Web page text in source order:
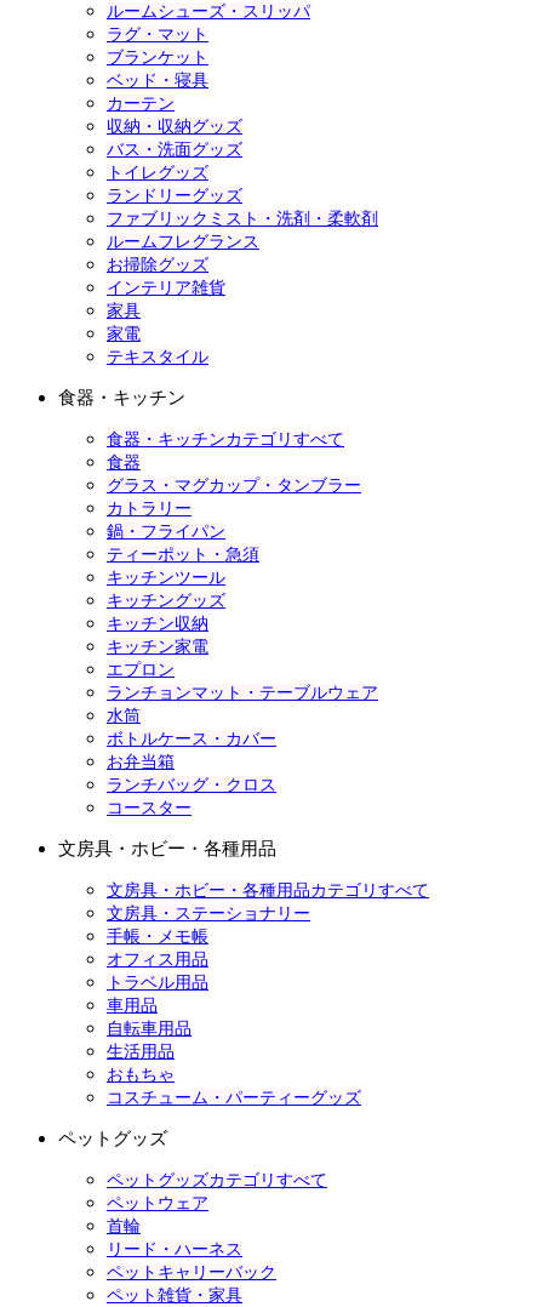
ルームシューズ・スリッパ
ラグ・マット
ブランケット
ベッド・寝具
カーテン
収納・収納グッズ
バス・洗面グッズ
トイレグッズ
ランドリーグッズ
ファブリックミスト・洗剤・柔軟剤
ルームフレグランス
お掃除グッズ
インテリア雑貨
家具
家電
テキスタイル
食器・キッチン
食器・キッチンカテゴリすべて
食器
グラス・マグカップ・タンブラー
カトラリー
鍋・フライパン
ティーポット・急須
キッチンツール
キッチングッズ
キッチン収納
キッチン家電
エプロン
ランチョンマット・テーブルウェア
水筒
ボトルケース・カバー
お弁当箱
ランチバッグ・クロス
コースター
文房具・ホビー・各種用品
文房具・ホビー・各種用品カテゴリすべて
文房具・ステーショナリー
手帳・メモ帳
オフィス用品
トラベル用品
車用品
自転車用品
生活用品
おもちゃ
コスチューム・パーティーグッズ
ペットグッズ
ペットグッズカテゴリすべて
ペットウェア
首輪
リード・ハーネス
ペットキャリーバック
ペット雑貨・家具